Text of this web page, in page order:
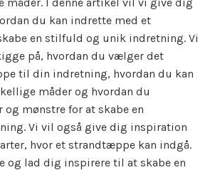
du kan indrette med et
en stilfuld og unik indretning. Vi
på, hvordan du vælger det
til din indretning, hvordan du kan
måder og hvordan du
og mønstre for at skabe en
Vi vil også give dig inspiration
hvor et strandtæppe kan indgå.
og lad dig inspirere til at skabe en